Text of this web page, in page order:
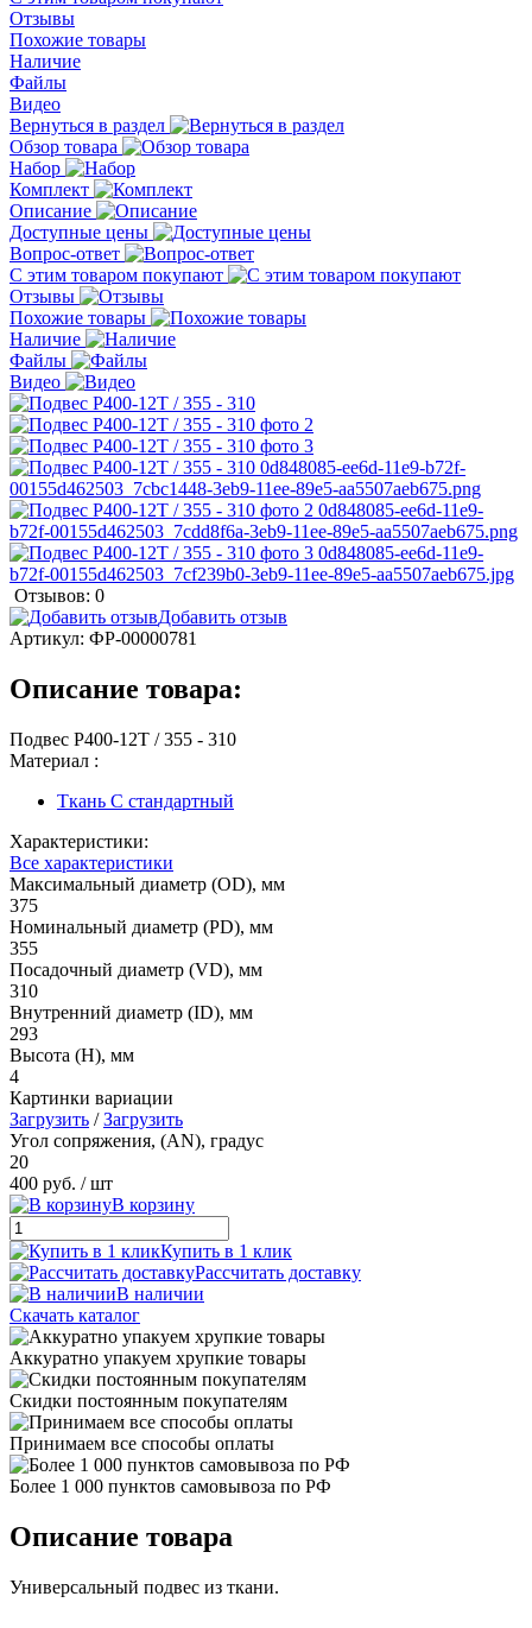
Отзывы
Похожие товары
Наличие
Файлы
Видео
Вернуться в раздел
Обзор товара
Набор
Комплект
Описание
Доступные цены
Вопрос-ответ
С этим товаром покупают
Отзывы
Похожие товары
Наличие
Файлы
Видео
Отзывов: 0
Добавить отзыв
Артикул: ФР-00000781
Описание товара:
Подвес Р400-12T / 355 - 310
Материал :
Ткань С стандартный
Характеристики:
Все характеристики
Максимальный диаметр (OD), мм
375
Номинальный диаметр (PD), мм
355
Посадочный диаметр (VD), мм
310
Внутренний диаметр (ID), мм
293
Высота (H), мм
4
Картинки вариации
Загрузить /Загрузить
Угол сопряжения, (AN), градус
20
400 руб. / шт
В корзину
Купить в 1 клик
Рассчитать доставку
В наличии
Скачать каталог
Аккуратно упакуем хрупкие товары
Скидки постоянным покупателям
Принимаем все способы оплаты
Более 1 000 пунктов самовывоза по РФ
Описание товара
Универсальный подвес из ткани.